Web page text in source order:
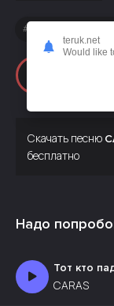
Скачать песню
бесплатно
Надо
Тот кто
CARAS
teruk.net
Would like